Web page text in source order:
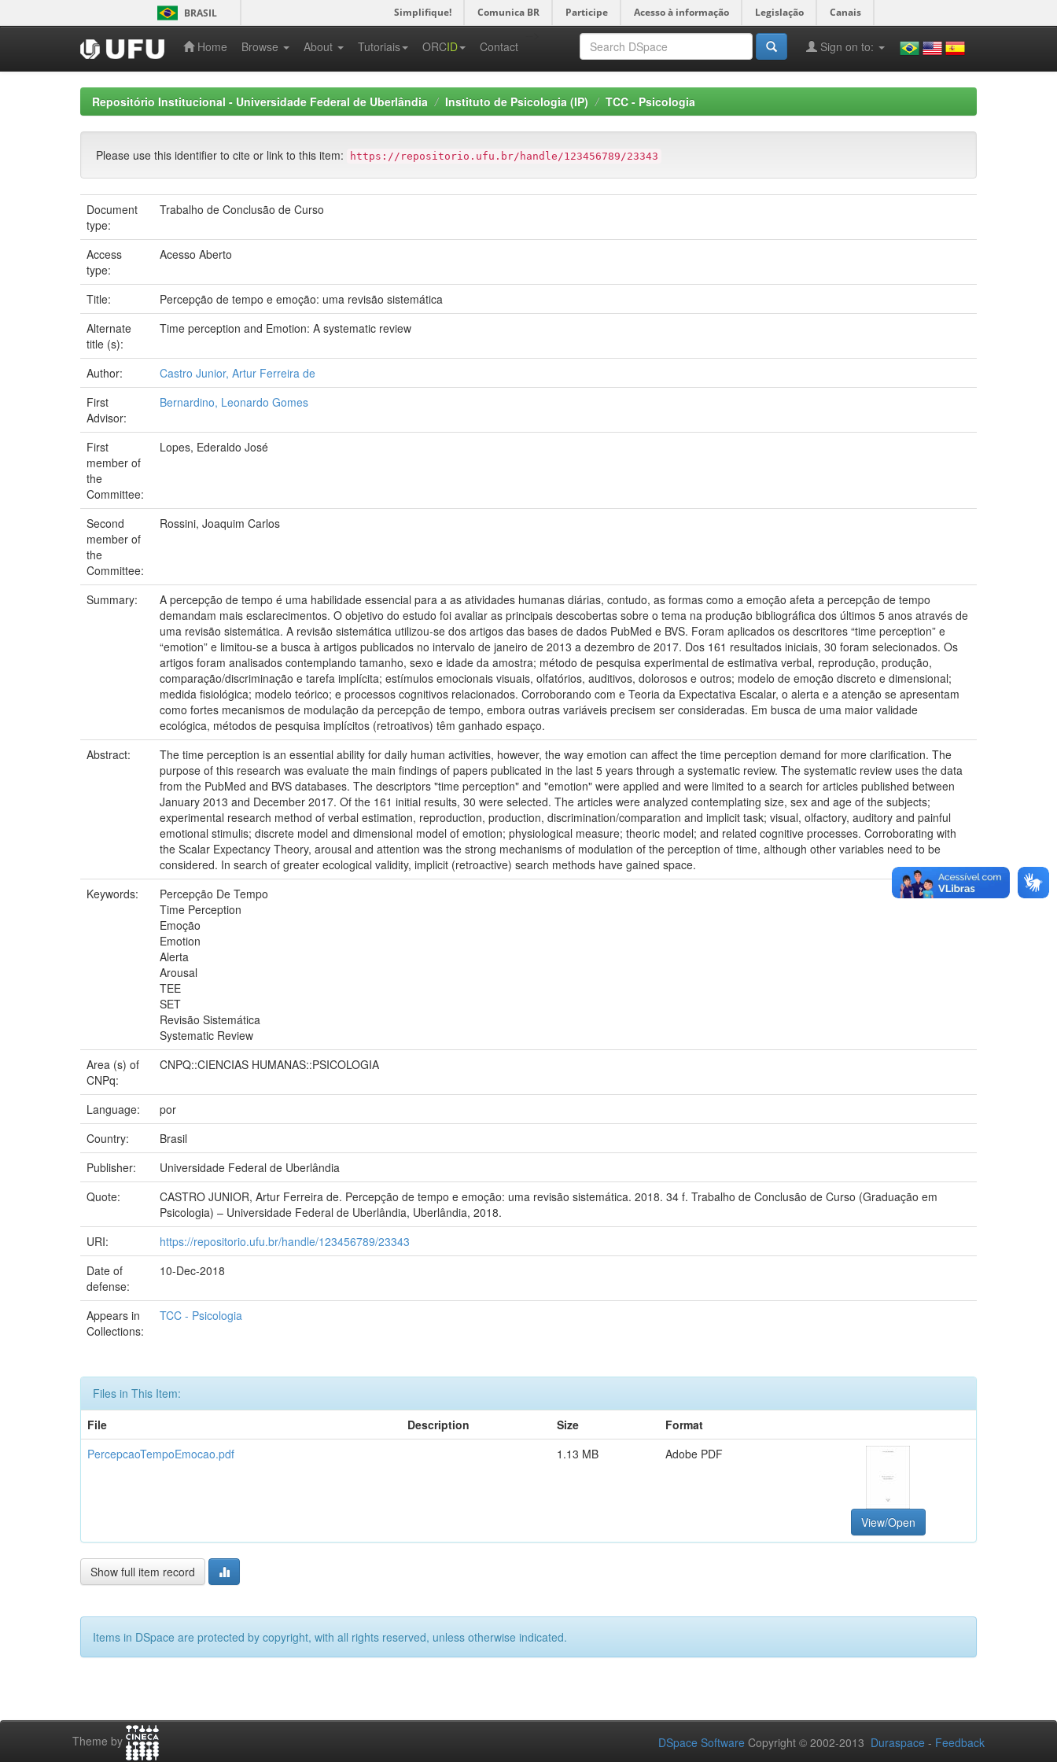
navigation
BRASIL Simplifique! Comunica BR Participe Acesso à informação Legislação Canais
Home Browse About Tutoriais ORCID Contact Sign on to:
Repositório Institucional - Universidade Federal de Uberlândia Instituto de Psicologia (IP) TCC - Psicologia
Please use this identifier to cite or link to this item: https://repositorio.ufu.br/handle/123456789/23343
Document
type:
Trabalho de Conclusão de Curso
Access
type:
Acesso Aberto
Title:
Percepção de tempo e emoção: uma revisão sistemática
Alternate
title (s):
Time perception and Emotion: A systematic review
Author:
Castro Junior, Artur Ferreira de
First
Advisor:
Bernardino, Leonardo Gomes
First
member of
the
Committee:
Lopes, Ederaldo José
Second
member of
the
Committee:
Rossini, Joaquim Carlos
Summary:
A percepção de tempo é uma habilidade essencial para a as atividades humanas diárias, contudo, as formas como a emoção afeta a percepção de tempo
demandam mais esclarecimentos. O objetivo do estudo foi avaliar as principais descobertas sobre o tema na produção bibliográfica dos últimos 5 anos através de
uma revisão sistemática. A revisão sistemática utilizou-se dos artigos das bases de dados PubMed e BVS. Foram aplicados os descritores “time perception” e
“emotion” e limitou-se a busca à artigos publicados no intervalo de janeiro de 2013 a dezembro de 2017. Dos 161 resultados iniciais, 30 foram selecionados. Os
artigos foram analisados contemplando tamanho, sexo e idade da amostra; método de pesquisa experimental de estimativa verbal, reprodução, produção,
comparação/discriminação e tarefa implícita; estímulos emocionais visuais, olfatórios, auditivos, dolorosos e outros; modelo de emoção discreto e dimensional;
medida fisiológica; modelo teórico; e processos cognitivos relacionados. Corroborando com e Teoria da Expectativa Escalar, o alerta e a atenção se apresentam
como fortes mecanismos de modulação da percepção de tempo, embora outras variáveis precisem ser consideradas. Em busca de uma maior validade
ecológica, métodos de pesquisa implícitos (retroativos) têm ganhado espaço.
Abstract:
The time perception is an essential ability for daily human activities, however, the way emotion can affect the time perception demand for more clarification. The
purpose of this research was evaluate the main findings of papers publicated in the last 5 years through a systematic review. The systematic review uses the data
from the PubMed and BVS databases. The descriptors "time perception" and "emotion" were applied and were limited to a search for articles published between
January 2013 and December 2017. Of the 161 initial results, 30 were selected. The articles were analyzed contemplating size, sex and age of the subjects;
experimental research method of verbal estimation, reproduction, production, discrimination/comparation and implicit task; visual, olfactory, auditory and painful
emotional stimulis; discrete model and dimensional model of emotion; physiological measure; theoric model; and related cognitive processes. Corroborating with
the Scalar Expectancy Theory, arousal and attention was the strong mechanisms of modulation of the perception of time, although other variables need to be
considered. In search of greater ecological validity, implicit (retroactive) search methods have gained space.
Keywords:
Percepção De Tempo
Time Perception
Emoção
Emotion
Alerta
Arousal
TEE
SET
Revisão Sistemática
Systematic Review
Area (s) of
CNPq:
CNPQ::CIENCIAS HUMANAS::PSICOLOGIA
Language:
por
Country:
Brasil
Publisher:
Universidade Federal de Uberlândia
Quote:
CASTRO JUNIOR, Artur Ferreira de. Percepção de tempo e emoção: uma revisão sistemática. 2018. 34 f. Trabalho de Conclusão de Curso (Graduação em
Psicologia) – Universidade Federal de Uberlândia, Uberlândia, 2018.
URI:
https://repositorio.ufu.br/handle/123456789/23343
Date of
defense:
10-Dec-2018
Appears in
Collections:
TCC - Psicologia
Files in This Item:
File
Description Size
Format
PercepcaoTempoEmocao.pdf
1.13 MB Adobe PDF
View/Open
Show full item record
Items in DSpace are protected by copyright, with all rights reserved, unless otherwise indicated.
Theme by DSpace Software Copyright © 2002-2013 Duraspace - Feedback